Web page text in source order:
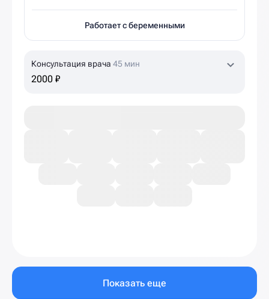
Работает с беременными
Консультация врача 45 мин
2000 ₽
Показать еще